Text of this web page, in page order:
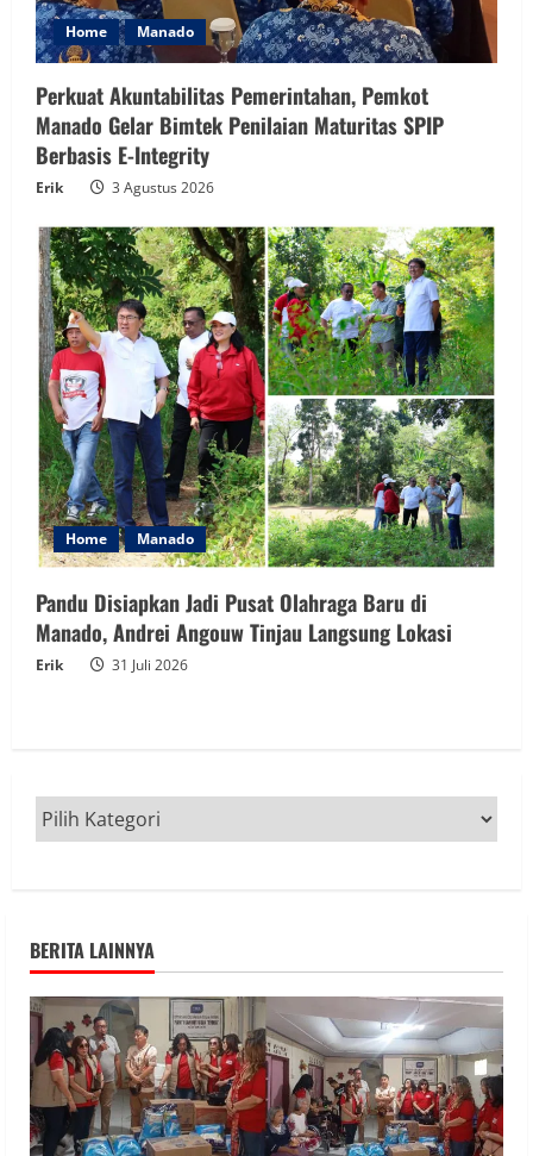
Home Manado
Perkuat Akuntabilitas Pemerintahan, Pemkot
Manado Gelar Bimtek Penilaian Maturitas SPIP
Berbasis E-Integrity
Erik 3 Agustus 2026
Home Manado
Pandu Disiapkan Jadi Pusat Olahraga Baru di
Manado, Andrei Angouw Tinjau Langsung Lokasi
Erik 31 Juli 2026
BERITA LAINNYA